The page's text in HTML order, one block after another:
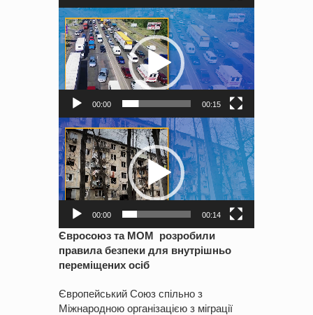
Відеопрогравач
00:00 00:15
Відеопрогравач
00:00 00:14
Євросоюз та МОМ розробили
правила безпеки для внутрішньо
переміщених осіб
Європейський Союз спільно з
Міжнародною організацією з міграції